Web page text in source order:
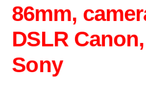
86mm,
DSLR
Sony